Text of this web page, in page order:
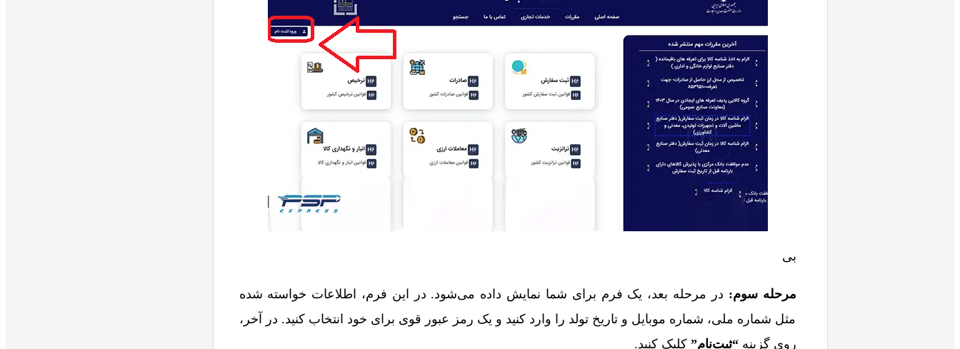
بی
مرحله سوم: در مرحله بعد، یک فرم برای شما نمایش داده می‌شود. در این فرم، اطلاعات خواسته شده
مثل شماره ملی، شماره موبایل و تاریخ تولد را وارد کنید و یک رمز عبور قوی برای خود انتخاب کنید. در آخر،
روی گزینه“ثبت‌نام” کلیک کنید.